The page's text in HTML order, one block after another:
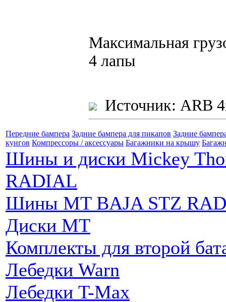
Максимальная
4 лапы
Источник: ARB
Передние бампера Задние бампера для пикапов Задние
кунгов Компрессоры / аксессуары Багажники на крышу
Шины и диски Mickey
RADIAL
Шины MT BAJA STZ
Диски MT
Комплекты для второй
Лебедки Warn
Лебедки T-Max